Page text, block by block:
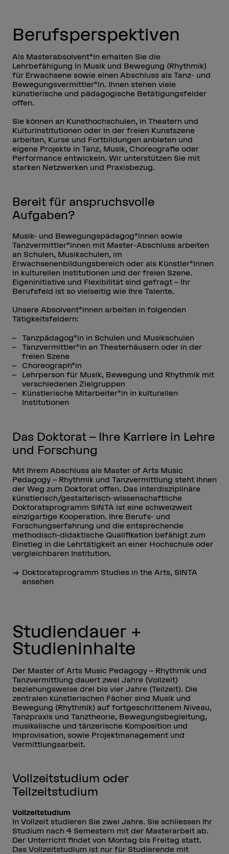
Berufsperspektiven
Als Masterabsolvent*in erhalten Sie die
Lehrbefähigung in Musik und Bewegung (Rhythmik)
für Erwachsene sowie einen Abschluss als Tanz- und
Bewegungsvermittler*in. Ihnen stehen viele
künstlerische und pädagogische Betätigungsfelder
offen.
Sie können an Kunsthochschulen, in Theatern und
Kulturinstitutionen oder in der freien Kunstszene
arbeiten, Kurse und Fortbildungen anbieten und
eigene Projekte in Tanz, Musik, Choreografie oder
Performance entwickeln. Wir unterstützen Sie mit
starken Netzwerken und Praxisbezug.
Bereit für anspruchsvolle
Aufgaben?
Musik- und Bewegungspädagog*innen sowie
Tanzvermittler*innen mit Master-Abschluss arbeiten
an Schulen, Musikschulen, im
Erwachsenenbildungsbereich oder als Künstler*innen
in kulturellen Institutionen und der freien Szene.
Eigeninitiative und Flexibilität sind gefragt – Ihr
Berufsfeld ist so vielseitig wie Ihre Talente.
Unsere Absolvent*innen arbeiten in folgenden
Tätigkeitsfeldern:
Tanzpädagog*in in Schulen und Musikschulen
Tanzvermittler*in an Theaterhäusern oder in der
freien Szene
Choreograph*in
Lehrperson für Musik, Bewegung und Rhythmik mit
verschiedenen Zielgruppen
Künstlerische Mitarbeiter*in in kulturellen
Institutionen
Das Doktorat – Ihre Karriere in Lehre
und Forschung
Mit Ihrem Abschluss als Master of Arts Music
Pedagogy – Rhythmik und Tanzvermittlung steht Ihnen
der Weg zum Doktorat offen. Das interdisziplinäre
künstlerisch/gestalterisch-wissenschaftliche
Doktoratsprogramm SINTA ist eine schweizweit
einzigartige Kooperation. Ihre Berufs- und
Forschungserfahrung und die entsprechende
methodisch-didaktische Qualifikation befähigt zum
Einstieg in die Lehrtätigkeit an einer Hochschule oder
vergleichbaren Institution.
Doktoratsprogramm Studies in the Arts, SINTA
ansehen
Studiendauer +
Studieninhalte
Der Master of Arts Music Pedagogy – Rhythmik und
Tanzvermittlung dauert zwei Jahre (Vollzeit)
beziehungsweise drei bis vier Jahre (Teilzeit). Die
zentralen künstlerischen Fächer sind Musik und
Bewegung (Rhythmik) auf fortgeschrittenem Niveau,
Tanzpraxis und Tanztheorie, Bewegungsbegleitung,
musikalische und tänzerische Komposition und
Improvisation, sowie Projektmanagement und
Vermittlungsarbeit.
Vollzeitstudium oder
Teilzeitstudium
Vollzeitstudium
In Vollzeit studieren Sie zwei Jahre. Sie schliessen Ihr
Studium nach 4 Semestern mit der Masterarbeit ab.
Der Unterricht findet von Montag bis Freitag statt.
Das Vollzeitstudium ist nur für Studierende mit